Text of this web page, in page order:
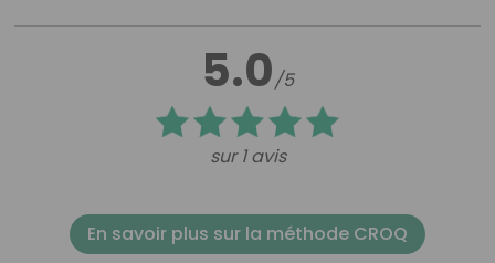
5.0/5
sur 1 avis
En savoir plus sur la méthode CROQ